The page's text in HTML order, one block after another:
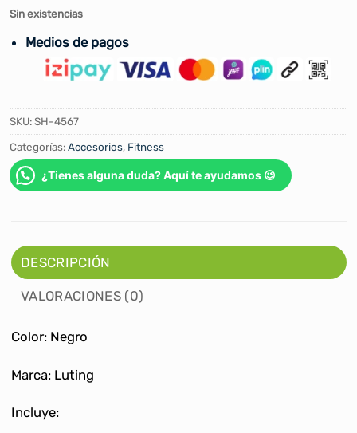
Sin existencias
Medios de pagos
SKU:SH-4567
Categorías:Accesorios, Fitness
¿Tienes alguna duda? Aquí te ayudamos 😉
DESCRIPCIÓN
VALORACIONES (0)
Color: Negro
Marca: Luting
Incluye: